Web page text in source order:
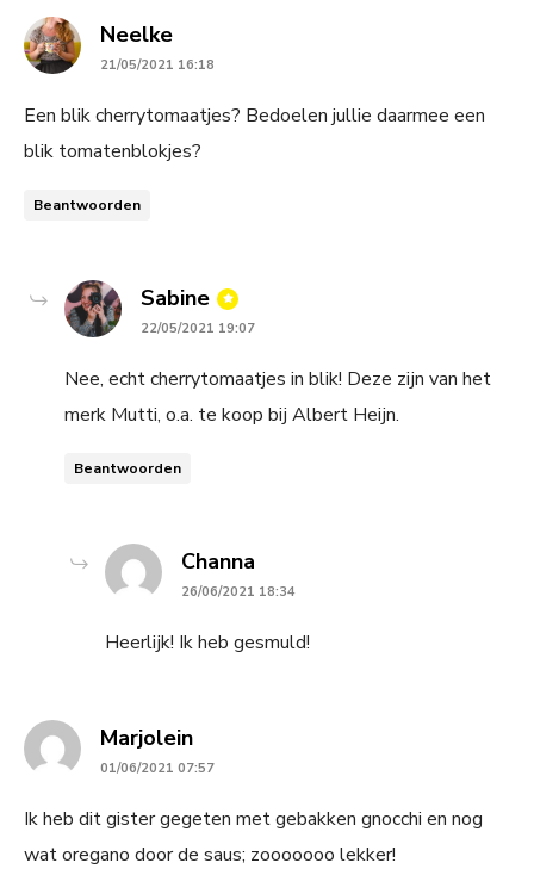
Neelkesays:
21/05/2021 16:18
Een blik cherrytomaatjes? Bedoelen jullie daarmee een
blik tomatenblokjes?
Beantwoorden
Sabine says:
22/05/2021 19:07
Nee, echt cherrytomaatjes in blik! Deze zijn van het
merk Mutti, o.a. te koop bij Albert Heijn.
Beantwoorden
Channa
26/06/2021 18:34
Heerlijk! Ik heb gesmuld!
Marjoleinsays:
01/06/2021 07:57
Ik heb dit gister gegeten met gebakken gnocchi en nog
wat oregano door de saus; zooooooo lekker!